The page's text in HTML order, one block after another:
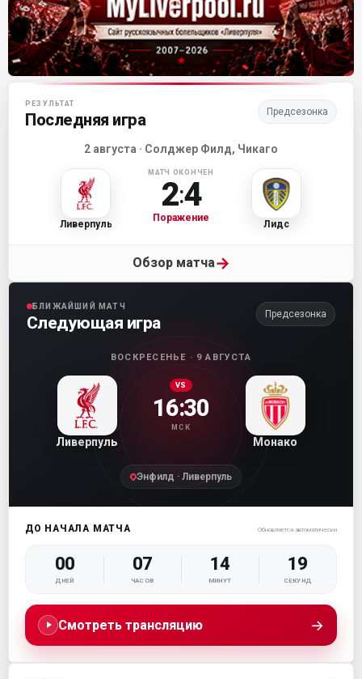
Матч-центр «Ливерпуля»
РЕЗУЛЬТАТ
Последняя игра Предсезонка
2 августа · Солджер Филд, Чикаго
Ливерпуль
МАТЧ ОКОНЧЕН
2:4
Поражение
Лидс
Обзор матча→
БЛИЖАЙШИЙ МАТЧ
Следующая игра Предсезонка
ВОСКРЕСЕНЬЕ · 9 АВГУСТА
Ливерпуль
VS
16:30
МСК
Монако
Энфилд · Ливерпуль
ДО НАЧАЛА МАТЧА Обновляется автоматически
00
ДНЕЙ
07
ЧАСОВ
14
МИНУТ
18
СЕКУНД
Смотреть трансляцию →